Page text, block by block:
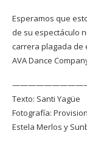
Esperamos que
de su espectáculo
carrera plagada de
AVA Dance
Texto: Santi Yagüe
Fotografía:
Estela Merlos y